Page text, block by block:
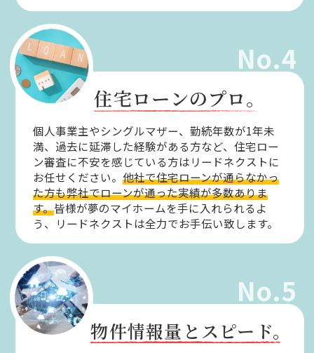
No.4
住宅ローンのプロ。
個人事業主やシングルマザー、勤続年数が1年未
満、過去に延滞した経験がある方など、住宅ロー
ン審査に不安を感じている方はリードネクストに
お任せください。他社で住宅ローンが通らなかっ
た方も弊社でローンが通った実績が多数ありま
す。皆様が夢のマイホームを手に入れられるよ
う、リードネクストは全力でお手伝い致します。
No.5
物件情報量とスピード。